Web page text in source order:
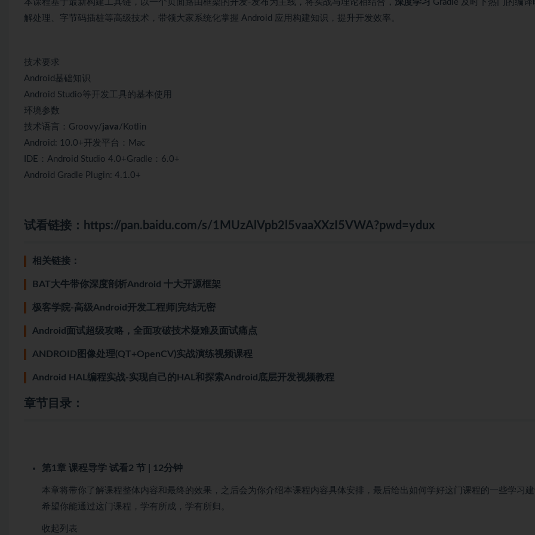
本课程基于最新构建工具链，以一个页面路由框架的开发-发布为主线，将实战与理论相结合， 深度学习 Gradle 及时下热门的编译
解处理、字节码插桩等高级技术，带领大家系统化掌握 Android 应用构建知识，提升开发效率。
技术要求
Android基础知识
Android Studio等开发工具的基本使用
环境参数
技术语言：Groovy/java/Kotlin
Android: 10.0+开发平台：Mac
IDE：Android Studio 4.0+Gradle：6.0+
Android Gradle Plugin: 4.1.0+
试看链接： https://pan.baidu.com/s/1MUzAlVpb2l5vaaXXzI5VWA?pwd=ydux
相关链接：
BAT大牛带你深度剖析Android 十大开源框架
极客学院-高级Android开发工程师|完结无密
Android面试超级攻略，全面攻破技术疑难及面试痛点
ANDROID图像处理(QT+OpenCV)实战演练视频课程
Android HAL编程实战-实现自己的HAL和探索Android底层开发视频教程
章节目录：
第1章 课程导学 试看2 节 | 12分钟
本章将带你了解课程整体内容和最终的效果，之后会为你介绍本课程内容具体安排，最后给出如何学好这门课程的一些学习
希望你能通过这门课程，学有所成，学有所归。
收起列表